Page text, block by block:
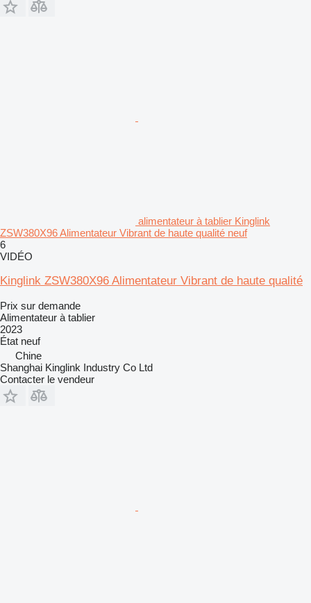
alimentateur à tablier Kinglink
ZSW380X96 Alimentateur Vibrant de haute qualité neuf
6
VIDÉO
Kinglink ZSW380X96 Alimentateur Vibrant de haute qualité
Prix sur demande
Alimentateur à tablier
2023
État neuf
Chine
Shanghai Kinglink Industry Co Ltd
Contacter le vendeur